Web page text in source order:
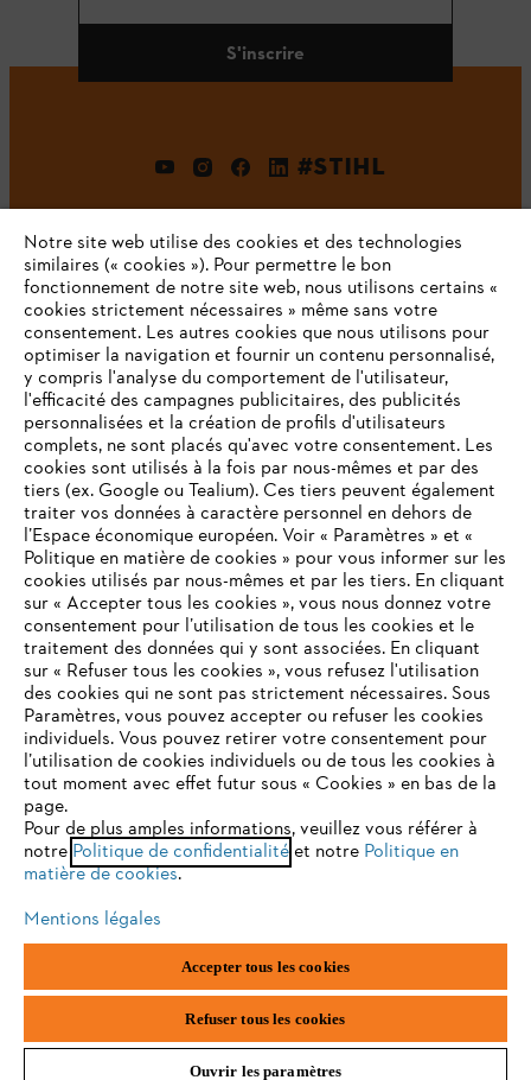
S'inscrire
#STIHL
L'Entreprise
STIHL FAQ
Contact
Politique de protection des données
Mentions légales Utilisation des cookies
Informations juridiques
België/Belgique
VAT Number: BE 0427.714.768
VOTRE NAVIGATEUR INTERNET
N'EST PLUS PRIS EN CHARGE
Vous utilisez un navigateur Internet que nous ne prenons plus
en charge, et certaines fonctionnalités de notre site ne
peuvent fonctionner correctement. Pour une utilisation
optimale de notre site, nous vous recommandons de passer à
l'un des navigateurs suivants :
firefox chrome
edge
Notre site web utilise des cookies et des technologies
similaires (« cookies »). Pour permettre le bon
fonctionnement de notre site web, nous utilisons certains «
cookies strictement nécessaires » même sans votre
consentement. Les autres cookies que nous utilisons pour
optimiser la navigation et fournir un contenu personnalisé,
y compris l'analyse du comportement de l'utilisateur,
l'efficacité des campagnes publicitaires, des publicités
personnalisées et la création de profils d'utilisateurs
complets, ne sont placés qu'avec votre consentement. Les
cookies sont utilisés à la fois par nous-mêmes et par des
tiers (ex. Google ou Tealium). Ces tiers peuvent également
traiter vos données à caractère personnel en dehors de
l’Espace économique européen. Voir « Paramètres » et «
Politique en matière de cookies » pour vous informer sur les
cookies utilisés par nous-mêmes et par les tiers. En cliquant
sur « Accepter tous les cookies », vous nous donnez votre
consentement pour l’utilisation de tous les cookies et le
traitement des données qui y sont associées. En cliquant
sur « Refuser tous les cookies », vous refusez l'utilisation
des cookies qui ne sont pas strictement nécessaires. Sous
Paramètres, vous pouvez accepter ou refuser les cookies
individuels. Vous pouvez retirer votre consentement pour
l’utilisation de cookies individuels ou de tous les cookies à
tout moment avec effet futur sous « Cookies » en bas de la
page.
Pour de plus amples informations, veuillez vous référer à
notre Politique de confidentialitéet notre Politique en
matière de cookies.
Mentions légales
Accepter tous les cookies
Refuser tous les cookies
Ouvrir les paramètres